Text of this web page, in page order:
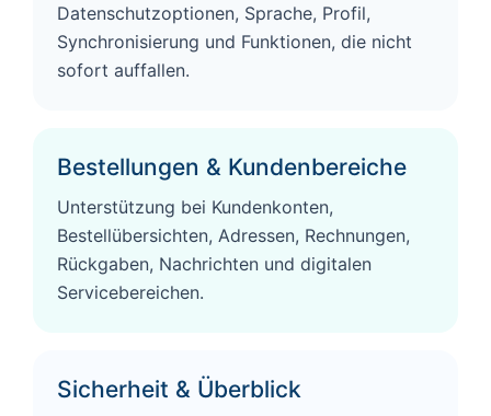
Datenschutzoptionen, Sprache, Profil,
Synchronisierung und Funktionen, die nicht
sofort auffallen.
Bestellungen & Kundenbereiche
Unterstützung bei Kundenkonten,
Bestellübersichten, Adressen, Rechnungen,
Rückgaben, Nachrichten und digitalen
Servicebereichen.
Sicherheit & Überblick